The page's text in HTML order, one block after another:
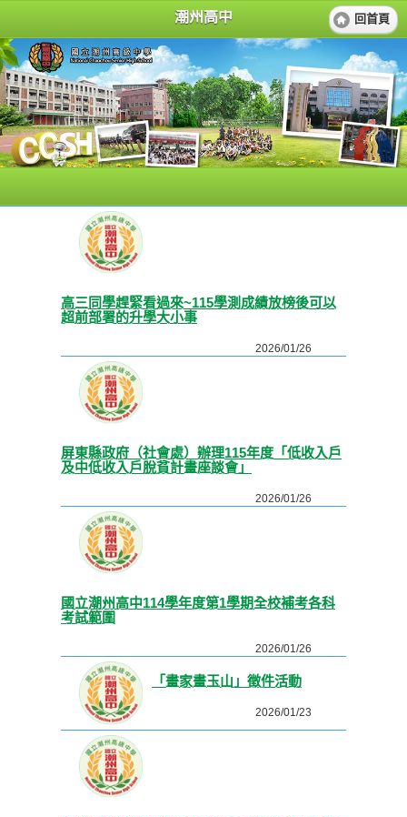
潮州高中 回首頁
高三同學趕緊看過來~115學測成績放榜後可以
超前部署的升學大小事
2026/01/26
屏東縣政府（社會處）辦理115年度「低收入戶
及中低收入戶脫貧計畫座談會」
2026/01/26
國立潮州高中114學年度第1學期全校補考各科
考試範圍
2026/01/26
「畫家畫玉山」徵件活動
2026/01/23